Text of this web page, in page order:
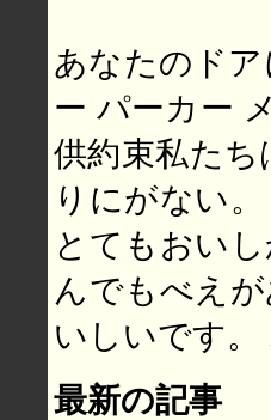
あなたのド
ー パーカー
供約束私た
りにがない
とてもおい
んでもべえ
いしいです。
最新の記事